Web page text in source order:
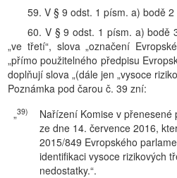
59. V § 9 odst. 1 písm. a) bodě 2
60. V § 9 odst. 1 písm. a) bodě
„ve třetí“, slova „označení
„přímo použitelného předpisu
doplňují slova „(dále jen „vysoce
Poznámka pod čarou č. 39 zní:
„39)
Nařízení Komise v
ze dne 14. července 2016,
2015/849 Evropského
identifikaci vysoce rizikových
nedostatky.“.